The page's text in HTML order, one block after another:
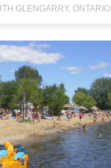
GLENGARRY, ONTARIO